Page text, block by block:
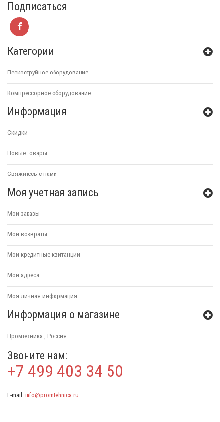
Подписаться
Категории
Пескоструйное оборудование
Компрессорное оборудование
Информация
Скидки
Новые товары
Свяжитесь с нами
Моя учетная запись
Мои заказы
Мои возвраты
Мои кредитные квитанции
Мои адреса
Моя личная информация
Информация о магазине
Промтехника , Россия
Звоните нам:
+7 499 403 34 50
E-mail: info@promtehnica.ru